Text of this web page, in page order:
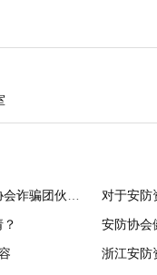
对于安防
安防协会
浙江安防